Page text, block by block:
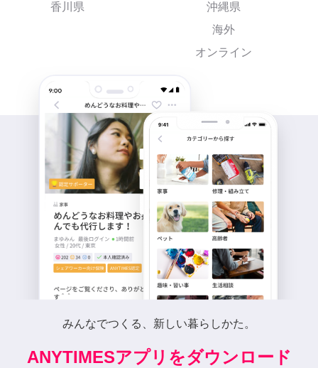
香川県
沖縄県
海外
オンライン
みんなでつくる、新しい暮らしかた。
ANYTIMESアプリをダウンロード